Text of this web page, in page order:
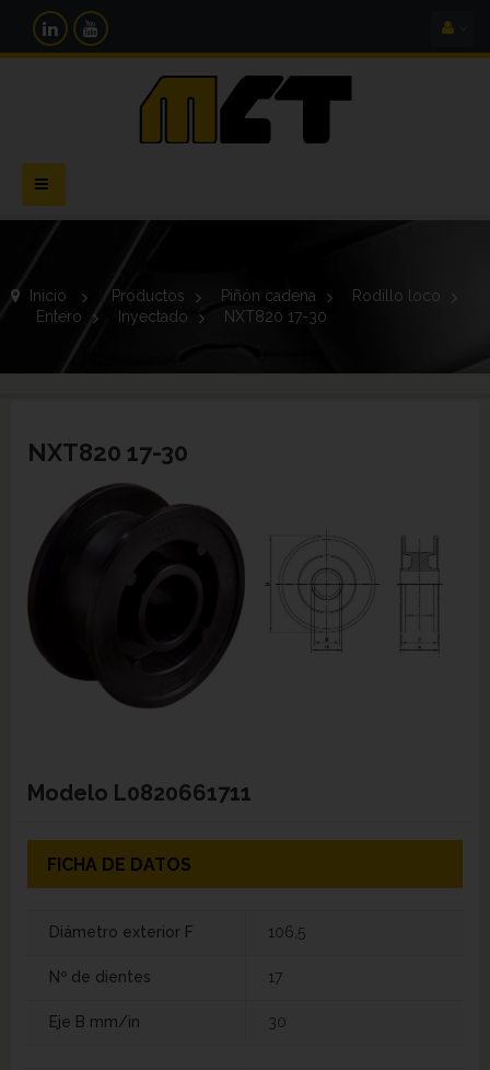
Navegación
Toggle
Inicio > Productos > Piñón cadena >
Rodillo loco
Entero > Inyectado > NXT820 17-30
NXT820 17-30
Modelo L0820661711
FICHA DE DATOS
Diámetro exterior F 106,5
Nº de dientes 17
Eje B mm/in 30